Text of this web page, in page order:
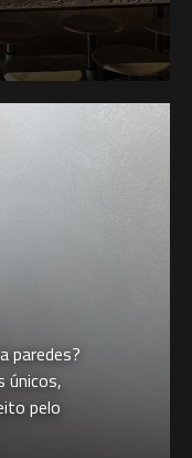
paredes?
únicos,
pelo